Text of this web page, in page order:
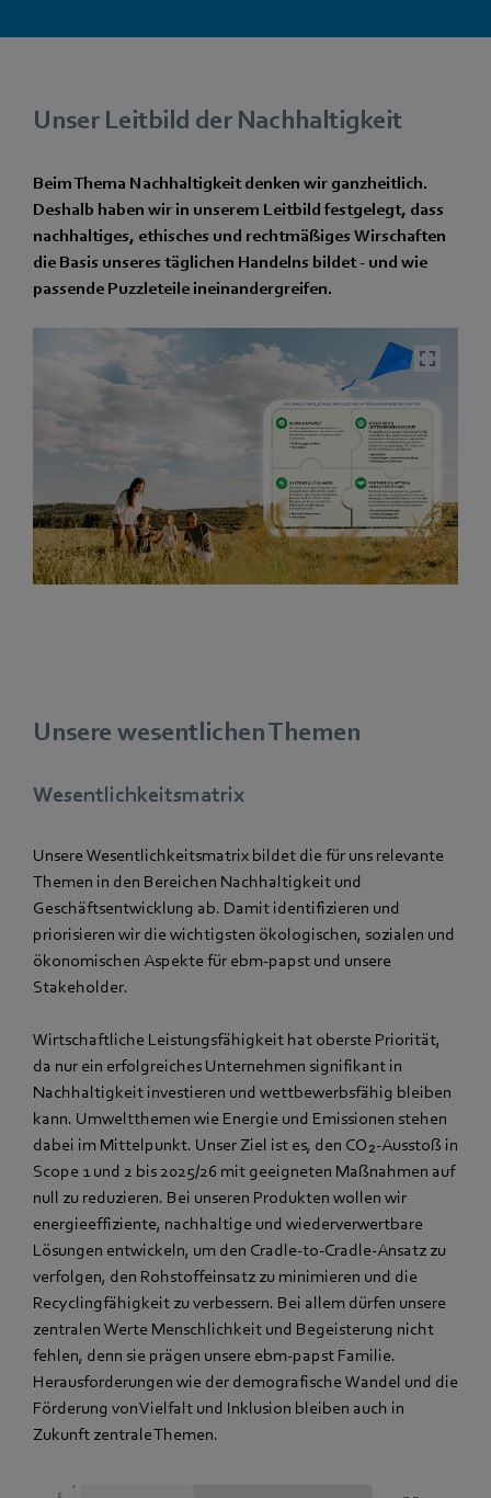
Unser Leitbild der Nachhaltigkeit
Beim Thema Nachhaltigkeit denken wir ganzheitlich.
Deshalb haben wir in unserem Leitbild festgelegt, dass
nachhaltiges, ethisches und rechtmäßiges Wirschaften
die Basis unseres täglichen Handelns bildet - und wie
passende Puzzleteile ineinandergreifen.
Unsere wesentlichen Themen
Wesentlichkeitsmatrix
Unsere Wesentlichkeitsmatrix bildet die für uns relevante
Themen in den Bereichen Nachhaltigkeit und
Geschäftsentwicklung ab. Damit identifizieren und
priorisieren wir die wichtigsten ökologischen, sozialen und
ökonomischen Aspekte für ebm‑papst und unsere
Stakeholder.
Wirtschaftliche Leistungsfähigkeit hat oberste Priorität,
da nur ein erfolgreiches Unternehmen signifikant in
Nachhaltigkeit investieren und wettbewerbsfähig bleiben
kann. Umweltthemen wie Energie und Emissionen stehen
dabei im Mittelpunkt. Unser Ziel ist es, den CO₂-Ausstoß in
Scope 1 und 2 bis 2025/26 mit geeigneten Maßnahmen auf
null zu reduzieren. Bei unseren Produkten wollen wir
energieeffiziente, nachhaltige und wiederverwertbare
Lösungen entwickeln, um den Cradle-to-Cradle-Ansatz zu
verfolgen, den Rohstoffeinsatz zu minimieren und die
Recyclingfähigkeit zu verbessern. Bei allem dürfen unsere
zentralen Werte Menschlichkeit und Begeisterung nicht
fehlen, denn sie prägen unsere ebm‑papst Familie.
Herausforderungen wie der demografische Wandel und die
Förderung von Vielfalt und Inklusion bleiben auch in
Zukunft zentrale Themen.